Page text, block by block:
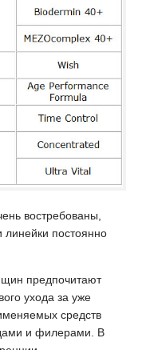
востребованы,
линейки постоянно
предпочитают
ухода за уже
средств
и филерами. В